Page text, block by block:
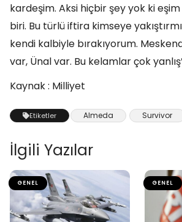
kardeşim. Aksi hiçbir şey yok ki
biri. Bu türlü iftira kimseye
kendi kalbiyle bırakıyorum.
var, Ünal var. Bu kelamlar çok
Kaynak : Milliyet
Etiketler Almeda Survivor
İlgili Yazılar
GENEL GENEL